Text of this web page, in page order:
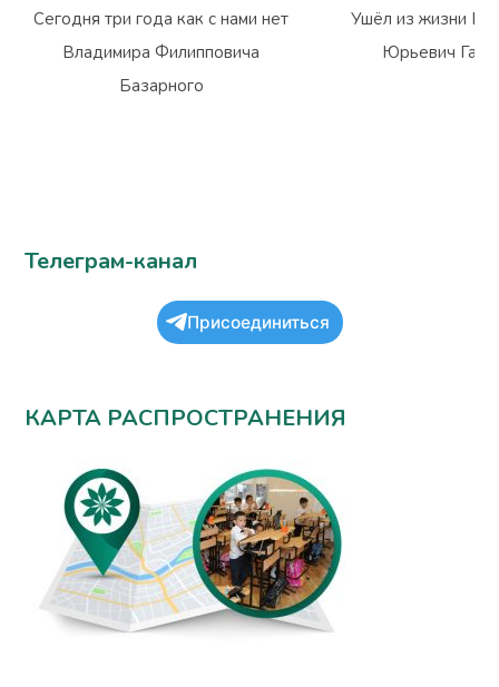
Сегодня три года как с нами нет
Владимира Филипповича
Базарного
Ушёл из жизни
Юрьевич
Телеграм-канал
Присоединиться
КАРТА РАСПРОСТРАНЕНИЯ